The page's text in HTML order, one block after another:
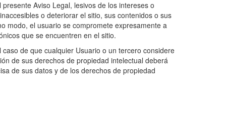
Aviso Legal, lesivos de los intereses o
o deteriorar el sitio, sus contenidos o sus
modo, el usuario se compromete expresamente a
que se encuentren en el sitio.
de que cualquier Usuario o un tercero considere
de sus derechos de propiedad intelectual deberá
de sus datos y de los derechos de propiedad